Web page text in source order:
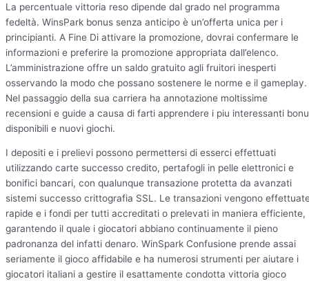
La percentuale vittoria reso dipende dal grado nel programma
fedeltà. WinsPark bonus senza anticipo è un’offerta unica per i
principianti. A Fine Di attivare la promozione, dovrai confermare le
informazioni e preferire la promozione appropriata dall’elenco.
L’amministrazione offre un saldo gratuito agli fruitori inesperti
osservando la modo che possano sostenere le norme e il gameplay.
Nel passaggio della sua carriera ha annotazione moltissime
recensioni e guide a causa di farti apprendere i piu interessanti
disponibili e nuovi giochi.
I depositi e i prelievi possono permettersi di esserci effettuati
utilizzando carte successo credito, pertafogli in pelle elettronici e
bonifici bancari, con qualunque transazione protetta da avanzati
sistemi successo crittografia SSL. Le transazioni vengono
rapide e i fondi per tutti accreditati o prelevati in maniera efficiente,
garantendo il quale i giocatori abbiano continuamente il pieno
padronanza del infatti denaro. WinSpark Confusione prende assai
seriamente il gioco affidabile e ha numerosi strumenti per aiutare i
giocatori italiani a gestire il esattamente condotta vittoria gioco